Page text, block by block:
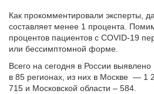
Как прокомментировали эксперты,
составляет менее 1 процента.
процентов пациентов с COVID-19
или бессимптомной форме.
Всего на сегодня в России
в 85 регионах, из них в Москве — 1
715 и Московской области – 584.